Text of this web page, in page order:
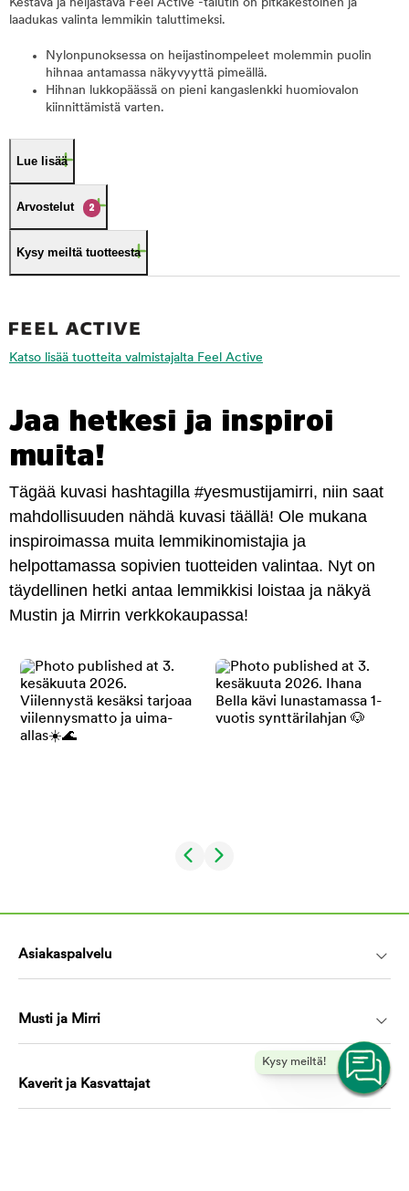
Kestävä ja heijastava Feel Active -talutin on pitkäkestoinen ja
laadukas valinta lemmikin taluttimeksi.
Nylonpunoksessa on heijastinompeleet molemmin puolin
hihnaa antamassa näkyvyyttä pimeällä.
Hihnan lukkopäässä on pieni kangaslenkki huomiovalon
kiinnittämistä varten.
Lue lisää
Arvostelut 2
Kysy meiltä tuotteesta
Katso lisää tuotteita valmistajalta Feel Active
Jaa hetkesi ja inspiroi
muita!
Tägää kuvasi hashtagilla #yesmustijamirri, niin saat
mahdollisuuden nähdä kuvasi täällä! Ole mukana
inspiroimassa muita lemmikinomistajia ja
helpottamassa sopivien tuotteiden valintaa. Nyt on
täydellinen hetki antaa lemmikkisi loistaa ja näkyä
Mustin ja Mirrin verkkokaupassa!
Kysy meiltä!
Asiakaspalvelu
Musti ja Mirri
Kaverit ja Kasvattajat